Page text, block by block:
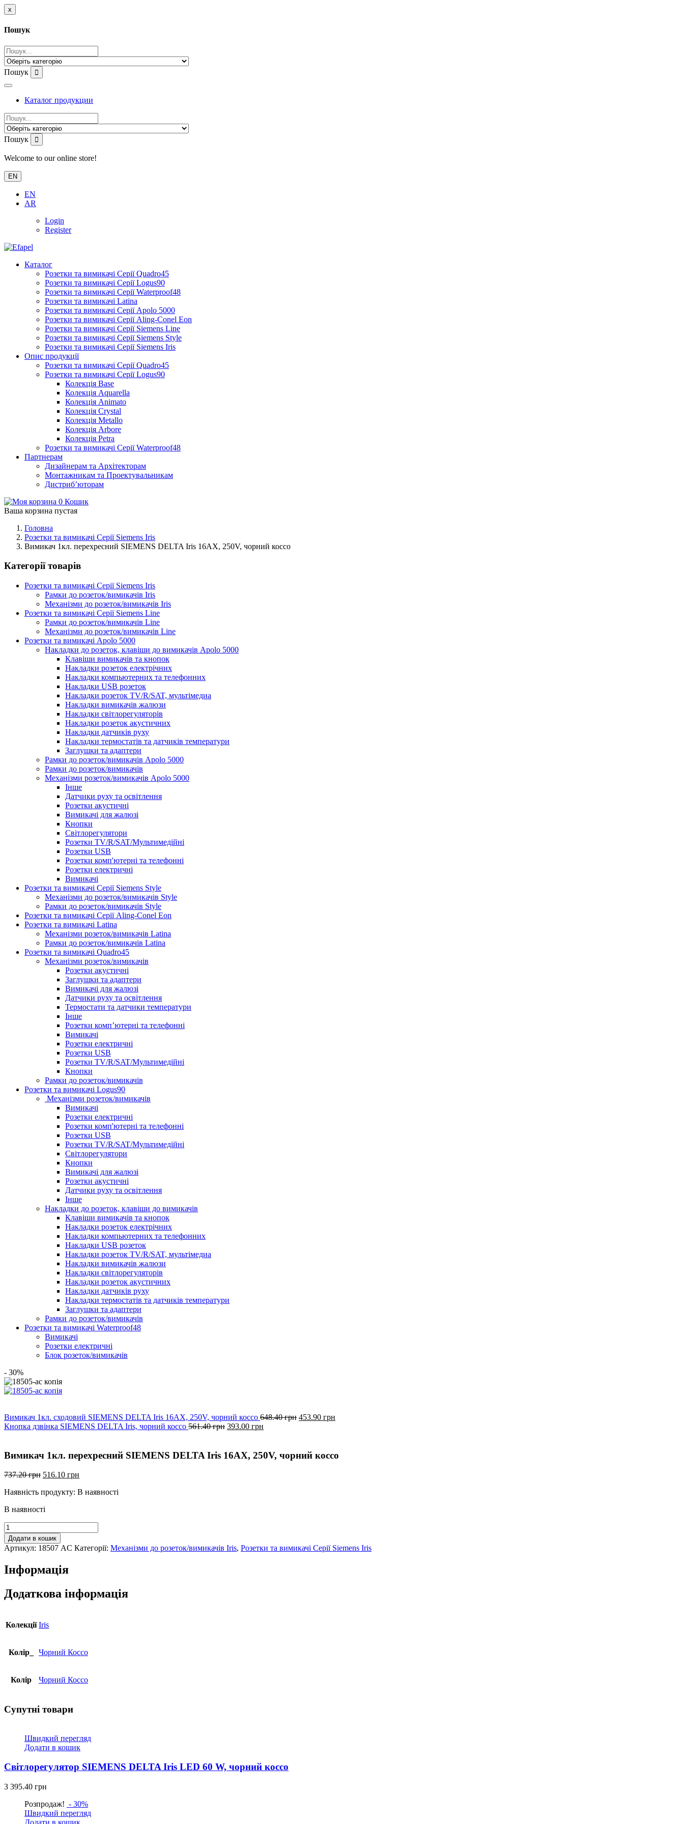
x
Пошук
Пошук
Каталог продукции
Пошук
Welcome to our online store!
EN
EN
AR
Login
Register
Каталог
Розетки та вимикачі Серії Quadro45
Розетки та вимикачі Серії Logus90
Розетки та вимикачі Серії Waterproof48
Розетки та вимикачі Latina
Розетки та вимикачі Серії Apolo 5000
Розетки та вимикачі Серії Aling-Conel Eon
Розетки та вимикачі Серії Siemens Line
Розетки та вимикачі Серії Siemens Style
Розетки та вимикачі Серії Siemens Iris
Опис продукції
Розетки та вимикачі Серії Quadro45
Розетки та вимикачі Серії Logus90
Колекція Base
Колекція Aquarella
Колекція Animato
Колекція Crystal
Колекція Metallo
Колекція Arbore
Колекція Petra
Розетки та вимикачі Серії Waterproof48
Партнерам
Дизайнерам та Архітекторам
Монтажникам та Проектувальникам
Дистриб’юторам
0 Кошик
Ваша корзина пустая
Головна
Розетки та вимикачі Серії Siemens Iris
Вимикач 1кл. перехресний SIEMENS DELTA Iris 16АХ, 250V, чорний коссо
Категорії товарів
Розетки та вимикачі Серії Siemens Iris
Рамки до розеток/вимикачів Iris
Механізми до розеток/вимикачів Iris
Розетки та вимикачі Серії Siemens Line
Рамки до розеток/вимикачів Line
Механізми до розеток/вимикачів Line
Розетки та вимикачі Apolo 5000
Накладки до розеток, клавіши до вимикачів Apolo 5000
Клавіши вимикачів та кнопок
Накладки розеток електрічних
Накладки компьютерних та телефонних
Накладки USB розеток
Накладки розеток TV/R/SAT, мультімедиа
Накладки вимикачів жалюзи
Накладки світлорегуляторів
Накладки розеток акустичних
Накладки датчиків руху
Накладки термостатів та датчиків температури
Заглушки та адаптери
Рамки до розеток/вимикачів Apolo 5000
Рамки до розеток/вимикачів
Механізми розеток/вимикачів Apolo 5000
Інше
Датчики руху та освітлення
Розетки акустичні
Вимикачі для жалюзі
Кнопки
Світлорегулятори
Розетки TV/R/SAT/Мультимедійні
Розетки USB
Розетки комп'ютерні та телефонні
Розетки електричні
Вимикачі
Розетки та вимикачі Серії Siemens Style
Механізми до розеток/вимикачів Style
Рамки до розеток/вимикачів Style
Розетки та вимикачі Серії Aling-Conel Eon
Розетки та вимикачі Latina
Механізми розеток/вимикачів Latina
Рамки до розеток/вимикачів Latina
Розетки та вимикачі Quadro45
Механізми розеток/вимикачів
Розетки акустичні
Заглушки та адаптери
Вимикачі для жалюзі
Датчики руху та освітлення
Термостати та датчики температури
Інше
Розетки комп’ютерні та телефонні
Вимикачі
Розетки електричні
Розетки USB
Розетки TV/R/SAT/Мультимедійні
Кнопки
Рамки до розеток/вимикачів
Розетки та вимикачі Logus90
Механізми розеток/вимикачів
Вимикачі
Розетки електричні
Розетки комп'ютерні та телефонні
Розетки USB
Розетки TV/R/SAT/Мультимедійні
Світлорегулятори
Кнопки
Вимикачі для жалюзі
Розетки акустичні
Датчики руху та освітлення
Інше
Накладки до розеток, клавіши до вимикачів
Клавіши вимикачів та кнопок
Накладки розеток електрічних
Накладки компьютерних та телефонних
Накладки USB розеток
Накладки розеток TV/R/SAT, мультімедиа
Накладки вимикачів жалюзи
Накладки світлорегуляторів
Накладки розеток акустичних
Накладки датчиків руху
Накладки термостатів та датчиків температури
Заглушки та адаптери
Рамки до розеток/вимикачів
Розетки та вимикачі Waterproof48
Вимикачі
Розетки електричні
Блок розеток/вимикачів
- 30%
Вимикач 1кл. сходовий SIEMENS DELTA Iris 16АХ, 250V, чорний коссо 648.40грн Оригінальна
453.90 грн
Кнопка дзвінка SIEMENS DELTA Iris, чорний коссо 561.40грн Оригінальна
грн.
393.00 грн
грн.
Вимикач 1кл. перехресний SIEMENS DELTA Iris 16АХ, 250V, чорний коссо
737.20грн Оригінальна
737.20
516.10 грн
516.10
Наявність продукту: В наявності
В наявності
Вимикач
1кл.
перехресний
SIEMENS
DELTA
Iris
250V,
чорний
Додати в кошик
Артикул: 18507 AC Категорії: Механізми до розеток/вимикачів Iris, Розетки та вимикачі Серії Siemens Iris
Інформація
Додаткова інформація
Колекції Iris
Колір_ Чорний Коссо
Колір Чорний Коссо
Супутні товари
Швидкий перегляд
Додати в кошик
Світлорегулятор SIEMENS DELTA Iris LED 60 W, чорний коссо
3 395.40 грн
Розпродаж! - 30%
Швидкий перегляд
Додати в кошик